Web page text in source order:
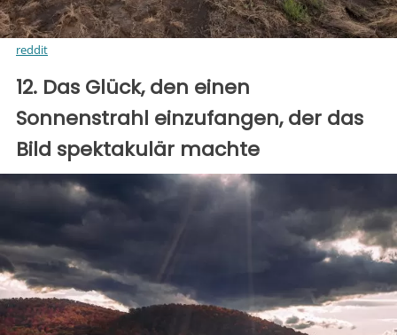
reddit
12. Das Glück, den einen
Sonnenstrahl einzufangen, der das
Bild spektakulär machte